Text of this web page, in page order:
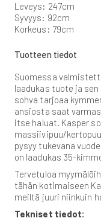
Leveys: 247cm
Syvyys: 92cm
Korkeus: 79cm
Tuotteen tiedot
Suomessa
laadukas tuote ja
sohva tarjoaa
ansiosta saat
itse haluat. Kasper
massiivipuu/
pysyy tukevana
on laadukas 35-
Tervetuloa
tähän kotimaiseen
meiltä juuri niinkuin
Tekniset tiedot: